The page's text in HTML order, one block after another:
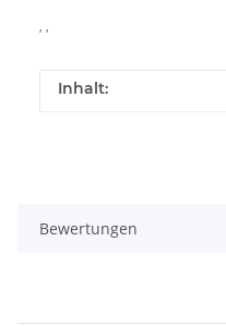
Inhalt:
Bewertungen